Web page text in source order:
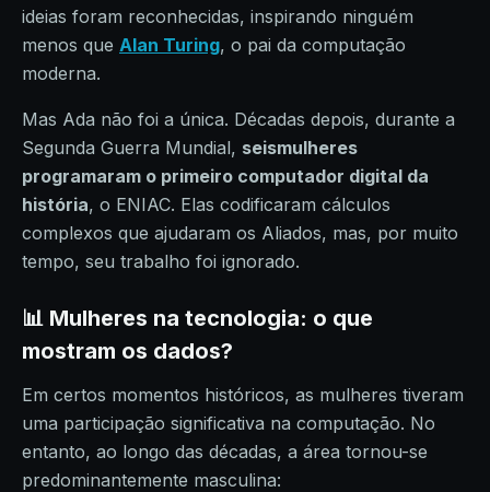
ideias foram reconhecidas, inspirando ninguém
menos que Alan Turing, o pai da computação
moderna.
Mas Ada não foi a única. Décadas depois, durante a
Segunda Guerra Mundial, seismulheres
programaram o primeiro computador digital da
história, o ENIAC. Elas codificaram cálculos
complexos que ajudaram os Aliados, mas, por muito
tempo, seu trabalho foi ignorado.
📊 Mulheres na tecnologia: o que
mostram os dados?
Em certos momentos históricos, as mulheres tiveram
uma participação significativa na computação. No
entanto, ao longo das décadas, a área tornou-se
predominantemente masculina: